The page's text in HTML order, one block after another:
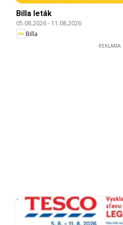
Billa leták
05.08.2026- 11.08.2026
Billa
REKLAMA